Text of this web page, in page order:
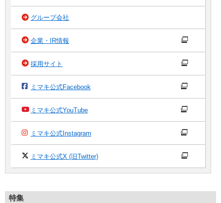
グループ会社
企業・IR情報
採用サイト
ミマキ公式Facebook
ミマキ公式YouTube
ミマキ公式Instagram
ミマキ公式X (旧Twitter)
特集